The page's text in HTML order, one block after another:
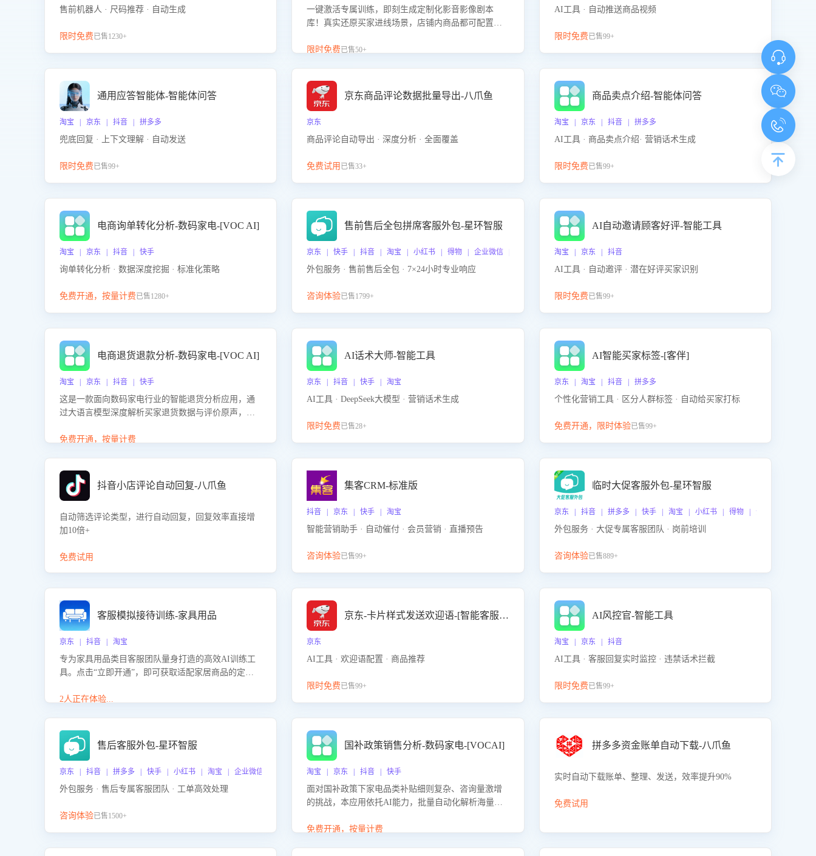
售前机器人 · 尺码推荐 · 自动生成
限时免费已售1230+
一键激活专属训练，即刻生成定制化影音影像剧本
库！真实还原买家进线场景，店铺内商品都可配置到
升客服售前转化率。点击 “立即开通”，快速获取影音
限时免费已售50+
AI工具 · 自动推送商品视频
限时免费已售99+
通用应答智能体-智能体问答
淘宝 | 京东 | 抖音 | 拼多多
兜底回复 · 上下文理解 · 自动发送
限时免费已售99+
京东商品评论数据批量导出-八爪鱼
京东
商品评论自动导出 · 深度分析 · 全面覆盖
免费试用 已售33+
商品卖点介绍-智能体问答
淘宝 | 京东 | 抖音 | 拼多多
AI工具 · 商品卖点介绍· 营销话术生成
限时免费已售99+
电商询单转化分析-数码家电-[VOC AI]
淘宝 | 京东 | 抖音 | 快手
询单转化分析 · 数据深度挖掘 · 标准化策略
免费开通，按量计费已售1280+
售前售后全包拼席客服外包-星环智服
京东 | 快手 | 抖音 | 淘宝 | 小红书 | 得物 | 企业微信 | 跨平台
外包服务 · 售前售后全包 · 7×24小时专业响应
咨询体验已售1799+
AI自动邀请顾客好评-智能工具
淘宝 | 京东 | 抖音
AI工具 · 自动邀评 · 潜在好评买家识别
限时免费已售99+
电商退货退款分析-数码家电-[VOC AI]
淘宝 | 京东 | 抖音 | 快手
这是一款面向数码家电行业的智能退货分析应用，通
过大语言模型深度解析买家退货数据与评价原声，精
因，并输出可落地的改进建议，通过挖掘用户痛点驱
免费开通，按量计费
AI话术大师-智能工具
京东 | 抖音 | 快手 | 淘宝
AI工具 · DeepSeek大模型 · 营销话术生成
限时免费已售28+
AI智能买家标签-[客伴]
京东 | 淘宝 | 抖音 | 拼多多
个性化营销工具 · 区分人群标签 · 自动给买家打标
免费开通，限时体验已售99+
抖音小店评论自动回复-八爪鱼
自动筛选评论类型，进行自动回复，回复效率直接增
加10倍+
免费试用
集客CRM-标准版
抖音 | 京东 | 快手 | 淘宝
智能营销助手 · 自动催付 · 会员营销 · 直播预告
咨询体验已售99+
临时大促客服外包-星环智服
京东 | 抖音 | 拼多多 | 快手 | 淘宝 | 小红书 | 得物 | 企业微信
外包服务 · 大促专属客服团队 · 岗前培训
咨询体验已售889+
客服模拟接待训练-家具用品
京东 | 抖音 | 淘宝
专为家具用品类目客服团队量身打造的高效AI训练工
具。点击“立即开通”，即可获取适配家居商品的定制
客服在家具用品功能、尺寸参数咨询等高频场景下的
2人正在体验...
京东-卡片样式发送欢迎语-[智能客服机器人]
京东
AI工具 · 欢迎语配置 · 商品推荐
限时免费已售99+
AI风控官-智能工具
淘宝 | 京东 | 抖音
AI工具 · 客服回复实时监控 · 违禁话术拦截
限时免费已售99+
售后客服外包-星环智服
京东 | 抖音 | 拼多多 | 快手 | 小红书 | 淘宝 | 企业微信
外包服务 · 售后专属客服团队 · 工单高效处理
咨询体验已售1500+
国补政策销售分析-数码家电-[VOCAI]
淘宝 | 京东 | 抖音 | 快手
面对国补政策下家电品类补贴细则复杂、咨询量激增
的挑战，本应用依托AI能力，批量自动化解析海量客
政策的关注焦点与购买意向，深度洞察决策动因。同
免费开通，按量计费
拼多多资金账单自动下载-八爪鱼
实时自动下载账单、整理、发送，效率提升90%
免费试用